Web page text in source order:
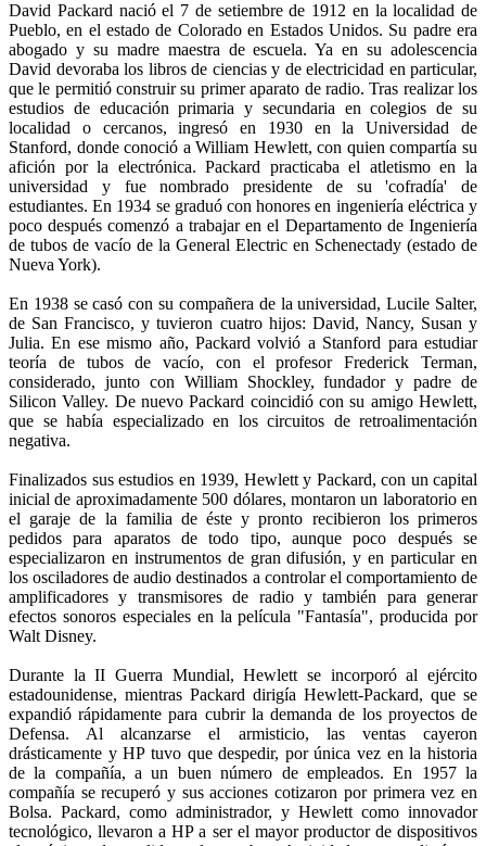
David Packard nació el 7 de setiembre de 1912 en la localidad de
Pueblo, en el estado de Colorado en Estados Unidos. Su padre era
abogado y su madre maestra de escuela. Ya en su adolescencia
David devoraba los libros de ciencias y de electricidad en particular,
que le permitió construir su primer aparato de radio. Tras realizar los
estudios de educación primaria y secundaria en colegios de su
localidad o cercanos, ingresó en 1930 en la Universidad de
Stanford, donde conoció a William Hewlett, con quien compartía su
afición por la electrónica. Packard practicaba el atletismo en la
universidad y fue nombrado presidente de su 'cofradía' de
estudiantes. En 1934 se graduó con honores en ingeniería eléctrica y
poco después comenzó a trabajar en el Departamento de Ingeniería
de tubos de vacío de la General Electric en Schenectady (estado de
Nueva York).
En 1938 se casó con su compañera de la universidad, Lucile Salter,
de San Francisco, y tuvieron cuatro hijos: David, Nancy, Susan y
Julia. En ese mismo año, Packard volvió a Stanford para estudiar
teoría de tubos de vacío, con el profesor Frederick Terman,
considerado, junto con William Shockley, fundador y padre de
Silicon Valley. De nuevo Packard coincidió con su amigo Hewlett,
que se había especializado en los circuitos de retroalimentación
negativa.
Finalizados sus estudios en 1939, Hewlett y Packard, con un capital
inicial de aproximadamente 500 dólares, montaron un laboratorio en
el garaje de la familia de éste y pronto recibieron los primeros
pedidos para aparatos de todo tipo, aunque poco después se
especializaron en instrumentos de gran difusión, y en particular en
los osciladores de audio destinados a controlar el comportamiento de
amplificadores y transmisores de radio y también para generar
efectos sonoros especiales en la película "Fantasía", producida por
Walt Disney.
Durante la II Guerra Mundial, Hewlett se incorporó al ejército
estadounidense, mientras Packard dirigía Hewlett-Packard, que se
expandió rápidamente para cubrir la demanda de los proyectos de
Defensa. Al alcanzarse el armisticio, las ventas cayeron
drásticamente y HP tuvo que despedir, por única vez en la historia
de la compañía, a un buen número de empleados. En 1957 la
compañía se recuperó y sus acciones cotizaron por primera vez en
Bolsa. Packard, como administrador, y Hewlett como innovador
tecnológico, llevaron a HP a ser el mayor productor de dispositivos